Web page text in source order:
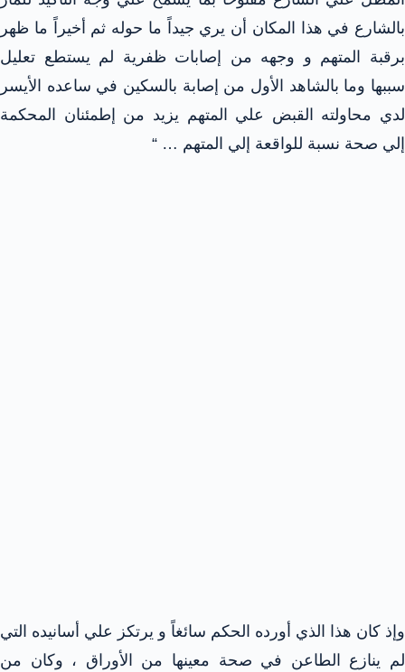
بالشارع في هذا المكان أن يري جيداً ما حوله ثم أخيراً ما ظهر
برقبة المتهم و وجهه من إصابات ظفرية لم يستطع تعليل
سببها وما بالشاهد الأول من إصابة بالسكين في ساعده الأيسر
لدي محاولته القبض علي المتهم يزيد من إطمئنان المحكمة
إلي صحة نسبة للواقعة إلي المتهم … “
وإذ كان هذا الذي أورده الحكم سائغاً و يرتكز علي أسانيده التي
لم ينازع الطاعن في صحة معينها من الأوراق ، وكان من